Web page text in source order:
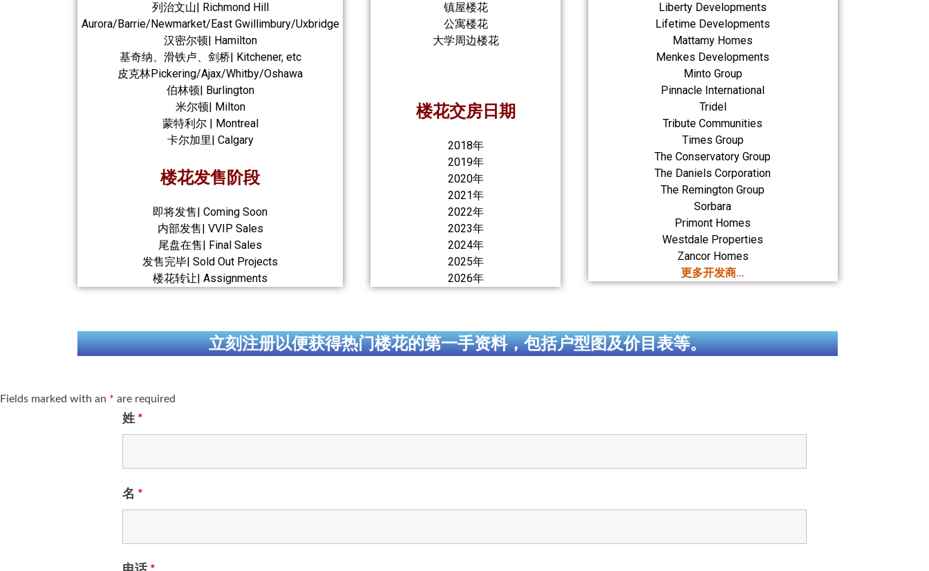
列治文山| Richmond Hill
Aurora/Barrie/Newmarket/East Gwillimbury/Uxbridge
汉密尔顿| Hamilton
基奇纳、滑铁卢、剑桥| Kitchener, etc
皮克林Pickering/Ajax/Whitby/Oshawa
伯林顿| Burlington
米尔顿| Milton
蒙特利尔 | Montreal
卡尔加里| Calgary
楼花发售阶段
即将发售| Coming Soon
内部发售| VVIP Sales
尾盘在售| Final Sales
发售完毕| Sold Out Projects
楼花转让| Assignments
镇屋楼花
公寓楼花
大学周边楼花
楼花交房日期
2018年
2019年
2020年
2021年
2022年
2023年
2024年
2025年
2026年
Liberty Developments
Lifetime Developments
Mattamy Homes
Menkes Developments
Minto Group
Pinnacle International
Tridel
Tribute Communities
Times Group
The Conservatory Group
The Daniels Corporation
The Remington Group
Sorbara
Primont Homes
Westdale Properties
Zancor Homes
更多开发商…
立刻注册以便获得热门楼花的第一手资料，包括户型图及价目表等。
Fields marked with an * are required
姓 *
名 *